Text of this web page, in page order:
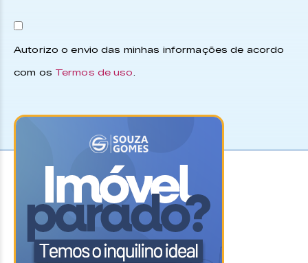
Autorizo o envio das minhas informações de acordo
com os Termos de uso.